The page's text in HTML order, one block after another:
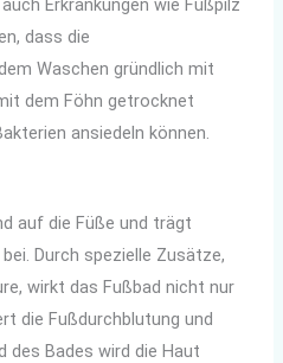
Erkrankungen wie Fußpilz
dass die
Waschen gründlich mit
dem Föhn getrocknet
ansiedeln können.
auf die Füße und trägt
Durch spezielle Zusätze,
wirkt das Fußbad nicht nur
die Fußdurchblutung und
des Bades wird die Haut